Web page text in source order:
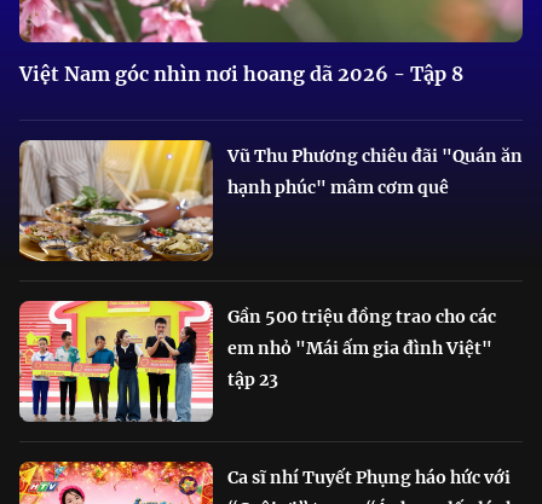
Việt Nam góc nhìn nơi hoang dã 2026 - Tập 8
Vũ Thu Phương chiêu đãi "Quán ăn
hạnh phúc" mâm cơm quê
Gần 500 triệu đồng trao cho các
em nhỏ "Mái ấm gia đình Việt"
tập 23
Ca sĩ nhí Tuyết Phụng háo hức với